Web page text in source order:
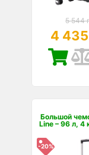
5 544
4 435
Большой
Line – 96 л, 4
-20%